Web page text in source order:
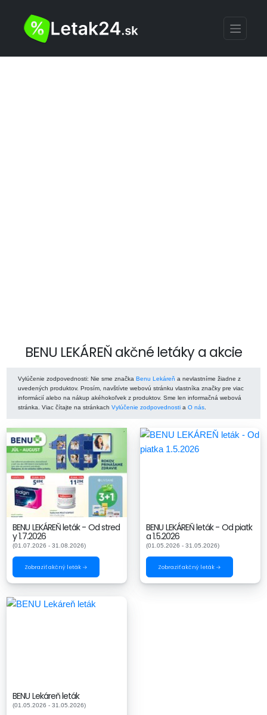
BENU LEKÁREŇ akčné letáky a akcie
Vylúčenie zodpovednosti: Nie sme značka Benu Lekáreň a nevlastníme žiadne z
uvedených produktov. Prosím, navštívte webovú stránku vlastníka značky pre viac
informácií alebo na nákup akéhokoľvek z produktov. Sme len informačná webová
stránka. Viac čítajte na stránkach Vylúčenie zodpovednosti a O nás
BENU LEKÁREŇ leták - Od stred
y 1.7.2026
(01.07.2026 - 31.08.2026)
Zobraziť akčný leták →
BENU LEKÁREŇ leták - Od piatk
a 1.5.2026
(01.05.2026 - 31.05.2026)
Zobraziť akčný leták →
BENU Lekáreň leták
(01.05.2026 - 31.05.2026)